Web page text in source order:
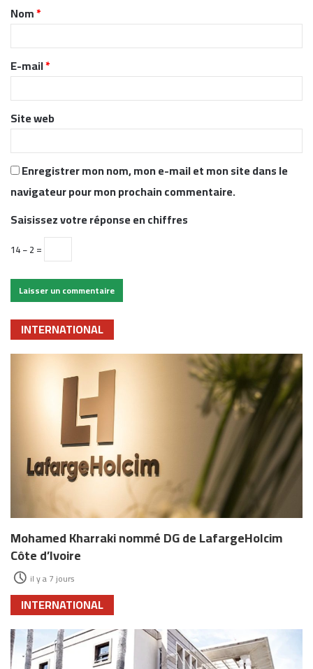
a
r
e
*
Nom*
E-mail*
Site web
Enregistrer mon nom, mon e-mail et mon site dans le
navigateur pour mon prochain commentaire.
Saisissez votre réponse en chiffres
14 − 2 =
INTERNATIONAL
Mohamed Kharraki nommé DG de LafargeHolcim
Côte d’Ivoire
il y a 7 jours
INTERNATIONAL